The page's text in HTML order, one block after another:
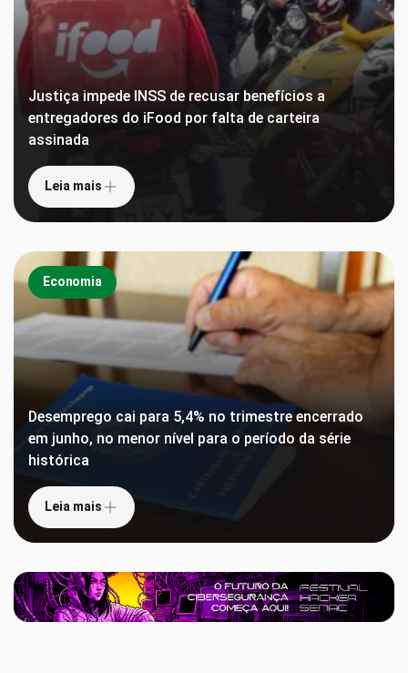
Justiça impede INSS de recusar benefícios a
entregadores do iFood por falta de carteira
assinada
Leia mais
Economia
Desemprego cai para 5,4% no trimestre encerrado
em junho, no menor nível para o período da série
histórica
Leia mais